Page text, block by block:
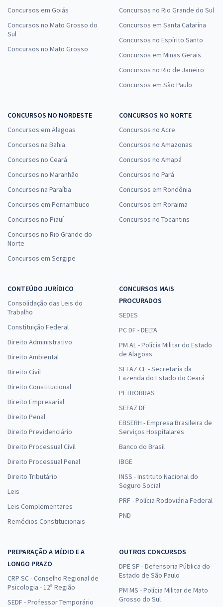
Concursos em Goiás
Concursos no Mato Grosso do
Sul
Concursos no Mato Grosso
Concursos no Rio Grande do Sul
Concursos em Santa Catarina
Concursos no Espírito Santo
Concursos em Minas Gerais
Concursos no Rio de Janeiro
Concursos em São Paulo
CONCURSOS NO NORDESTE
Concursos em Alagoas
Concursos na Bahia
Concursos no Ceará
Concursos no Maranhão
Concursos na Paraíba
Concursos em Pernambuco
Concursos no Piauí
Concursos no Rio Grande do
Norte
Concursos em Sergipe
CONCURSOS NO NORTE
Concursos no Acre
Concursos no Amazonas
Concursos no Amapá
Concursos no Pará
Concursos em Rondônia
Concursos em Roraima
Concursos no Tocantins
CONTEÚDO JURÍDICO
Consolidação das Leis do
Trabalho
Constituição Federal
Direito Administrativo
Direito Ambiental
Direito Civil
Direito Constitucional
Direito Empresarial
Direito Penal
Direito Previdenciário
Direito Processual Civil
Direito Processual Penal
Direito Tributário
Leis
Leis Complementares
Remédios Constitucionais
CONCURSOS MAIS
PROCURADOS
SEDES
PC DF - DELTA
PM AL - Polícia Militar do Estado
de Alagoas
SEFAZ CE - Secretaria da
Fazenda do Estado do Ceará
PETROBRAS
SEFAZ DF
EBSERH - Empresa Brasileira de
Serviços Hospitalares
Banco do Brasil
IBGE
INSS - Instituto Nacional do
Seguro Social
PRF - Polícia Rodoviária Federal
PND
PREPARAÇÃO A MÉDIO E A
LONGO PRAZO
CRP SC - Conselho Regional de
Psicologia - 12ª Região
SEDF - Professor Temporário
OUTROS CONCURSOS
DPE SP - Defensoria Pública do
Estado de São Paulo
PM MS - Polícia Militar de Mato
Grosso do Sul